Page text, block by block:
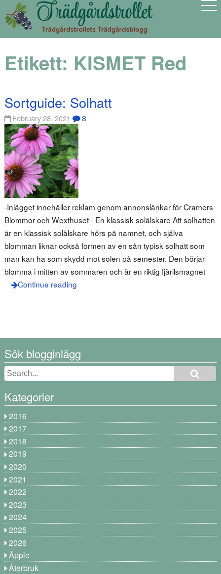
Etikett: KISMET Red
Sortguide: Solhatt
February 28, 2021 8
-Inlägget innehåller reklam genom annonslänkar för Cramers
Blommor och Wexthuset– En klassisk solälskare Att solhatten
är en klassisk solälskare hörs på namnet, och själva
blomman liknar också formen av en sån typisk solhatt som
man kan ha som skydd mot solen på semester. Den börjar
blomma i mitten av sommaren och är en riktig fjärilsmagnet
Continue reading
Sök blogginlägg
Kategorier
2016
2017
2018
2019
2020
2021
2022
2023
2024
2025
2026
Äpple
Återbruk